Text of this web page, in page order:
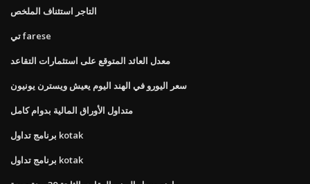
التاجر استئناف الملخص
تي farese
معدل العائد المتوقع على استثمارات التقاعد
سعر اليورو في الهند اليوم يعيش ويسترن يونيون
متداول الأوراق المالية بدوام كامل
برنامج تداول kotak
برنامج تداول kotak